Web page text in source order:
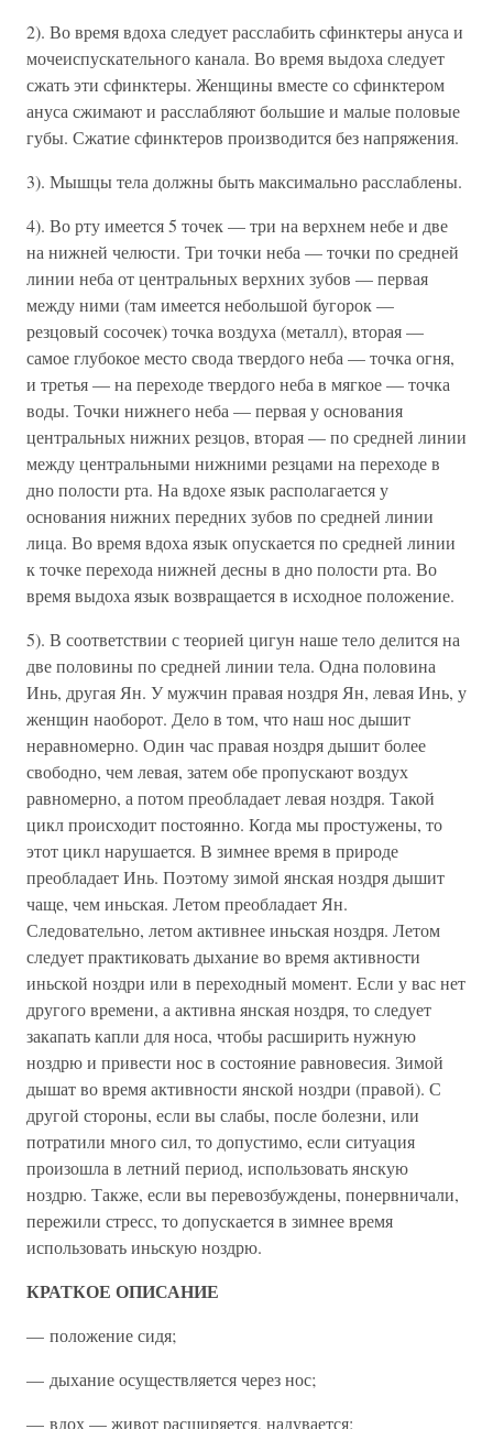
2). Во время вдоха следует расслабить сфинктеры ануса и
мочеиспускательного канала. Во время выдоха следует
сжать эти сфинктеры. Женщины вместе со сфинктером
ануса сжимают и расслабляют большие и малые половые
губы. Сжатие сфинктеров производится без напряжения.
3). Мышцы тела должны быть максимально расслаблены.
4). Во рту имеется 5 точек — три на верхнем небе и две
на нижней челюсти. Три точки неба — точки по средней
линии неба от центральных верхних зубов — первая
между ними (там имеется небольшой бугорок —
резцовый сосочек) точка воздуха (металл), вторая —
самое глубокое место свода твердого неба — точка огня,
и третья — на переходе твердого неба в мягкое — точка
воды. Точки нижнего неба — первая у основания
центральных нижних резцов, вторая — по средней линии
между центральными нижними резцами на переходе в
дно полости рта. На вдохе язык располагается у
основания нижних передних зубов по средней линии
лица. Во время вдоха язык опускается по средней линии
к точке перехода нижней десны в дно полости рта. Во
время выдоха язык возвращается в исходное положение.
5). В соответствии с теорией цигун наше тело делится на
две половины по средней линии тела. Одна половина
Инь, другая Ян. У мужчин правая ноздря Ян, левая Инь, у
женщин наоборот. Дело в том, что наш нос дышит
неравномерно. Один час правая ноздря дышит более
свободно, чем левая, затем обе пропускают воздух
равномерно, а потом преобладает левая ноздря. Такой
цикл происходит постоянно. Когда мы простужены, то
этот цикл нарушается. В зимнее время в природе
преобладает Инь. Поэтому зимой янская ноздря дышит
чаще, чем иньская. Летом преобладает Ян.
Следовательно, летом активнее иньская ноздря. Летом
следует практиковать дыхание во время активности
иньской ноздри или в переходный момент. Если у вас нет
другого времени, а активна янская ноздря, то следует
закапать капли для носа, чтобы расширить нужную
ноздрю и привести нос в состояние равновесия. Зимой
дышат во время активности янской ноздри (правой). С
другой стороны, если вы слабы, после болезни, или
потратили много сил, то допустимо, если ситуация
произошла в летний период, использовать янскую
ноздрю. Также, если вы перевозбуждены, понервничали,
пережили стресс, то допускается в зимнее время
использовать иньскую ноздрю.
КРАТКОЕ ОПИСАНИЕ
— положение сидя;
— дыхание осуществляется через нос;
— вдох — живот расширяется, надувается;